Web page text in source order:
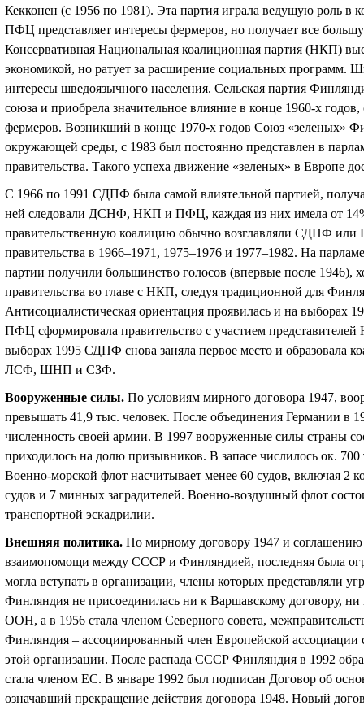
Кекконен (с 1956 по 1981). Эта партия играла ведущую роль в
ПФЦ представляет интересы фермеров, но получает все
Консервативная Национальная коалиционная партия (НКП)
экономикой, но ратует за расширение социальных программ.
интересы шведоязычного населения. Сельская партия
союза и приобрела значительное влияние в конце 1960-х
фермеров. Возникший в конце 1970-х годов Союз «зеленых»
окружающей среды, с 1983 был постоянно представлен в
правительства. Такого успеха движение «зеленых» в Европе
С 1966 по 1991 СДПФ была самой влиятельной партией,
ней следовали ДСНФ, НКП и ПФЦ, каждая из них имела от
правительственную коалицию обычно возглавляли СДПФ
правительства в 1966–1971, 1975–1976 и 1977–1982. На
партии получили большинство голосов (впервые после 1946),
правительства во главе с НКП, следуя традиционной для
Антисоциалистическая ориентация проявилась и на выборах
ПФЦ сформировала правительство с участием
выборах 1995 СДПФ снова заняла первое место и образовала
ЛСФ, ШНП и СЗФ.
Вооруженные силы. По условиям мирного договора 1947,
превышать 41,9 тыс. человек. После объединения Германии в
численность своей армии. В 1997 вооруженные силы страны
приходилось на долю призывников. В запасе числилось ок.
Военно-морской флот насчитывает менее 60 судов, включая 2
судов и 7 минных заградителей. Военно-воздушный флот
транспортной эскадрилии.
Внешняя политика. По мирному договору 1947 и соглашению
взаимопомощи между СССР и Финляндией, последняя была
могла вступать в организации, члены которых представляли
Финляндия не присоединилась ни к Варшавскому договору,
ООН, а в 1956 стала членом Северного совета,
Финляндия – ассоциированный член Европейской ассоциации
этой организации. После распада СССР Финляндия в 1992
стала членом ЕС. В январе 1992 был подписан Договор об
означавший прекращение действия договора 1948. Новый